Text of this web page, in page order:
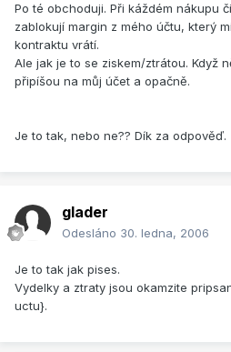
Po té obchoduji. Při káždém nákupu
zablokují margin z mého účtu, který
kontraktu vrátí.
Ale jak je to se ziskem/ztrátou. Když
připíšou na můj účet a opačně.
Je to tak, nebo ne?? Dík za odpověď.
glader
Odesláno 30. ledna, 2006
Je to tak jak pises.
Vydelky a ztraty jsou okamzite
uctu}.